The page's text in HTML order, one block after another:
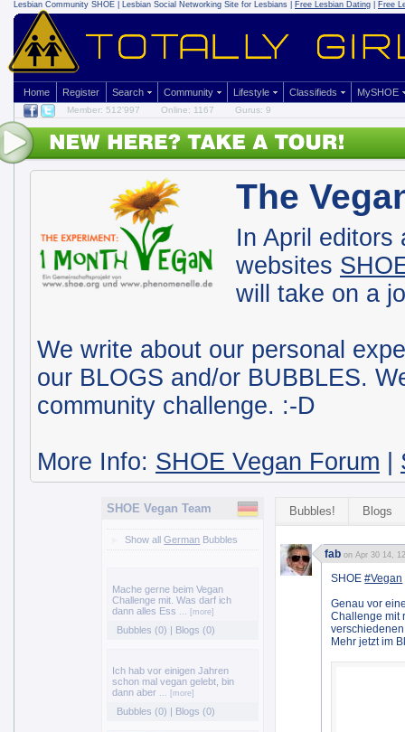
Lesbian Community SHOE | Lesbian Social Networking Site for Lesbians | Free Lesbian Dating Free
Home Register Search Community Lifestyle Classifieds MySHOE
Member: 512'997 Online: 1167 Gurus: 9
The
In April editors
websites
will take on a
We write about our personal
our BLOGS and/or BUBBLES.
community challenge. :-D
More Info: SHOE Vegan Forum
SHOE Vegan Team
Show allGerman Bubbles
Mache gerne beim Vegan
Challenge mit. Was darf ich
dann alles Ess
... [more]
Bubbles (0) | Blogs (0)
Ich hab vor einigen Jahren
schon mal vegan gelebt, bin
dann aber
... [more]
Bubbles (0) | Blogs (0)
Bubbles! Blogs
fab on Apr 30 14,
SHOE#Vegan
Genau vor
Challenge mit
Mehr jetzt im